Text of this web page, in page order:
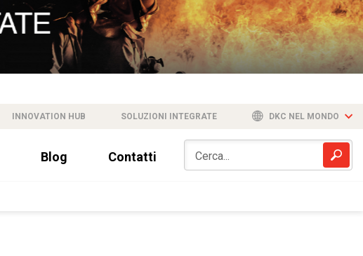
INNOVATION HUB SOLUZIONI INTEGRATE DKC NEL MONDO
Blog Contatti